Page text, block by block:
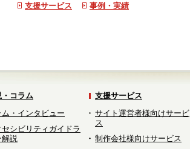
支援サービス 事例・実績
・コラム
ム・インタビュー
セシビリティガイドラ
解説
支援サービス
サイト運営者様向けサービ
ス
制作会社様向けサービス